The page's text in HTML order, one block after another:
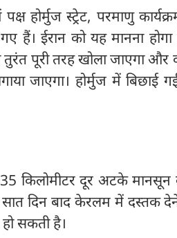
पक्ष होर्मुज स्ट्रेट, परमाणु
हैं। ईरान को यह मानना
तुरंत पूरी तरह खोला जाएगा
जाएगा। होर्मुज में बिछाई
किलोमीटर दूर अटके मानसून
दिन बाद केरलम में दस्तक
सकती है।